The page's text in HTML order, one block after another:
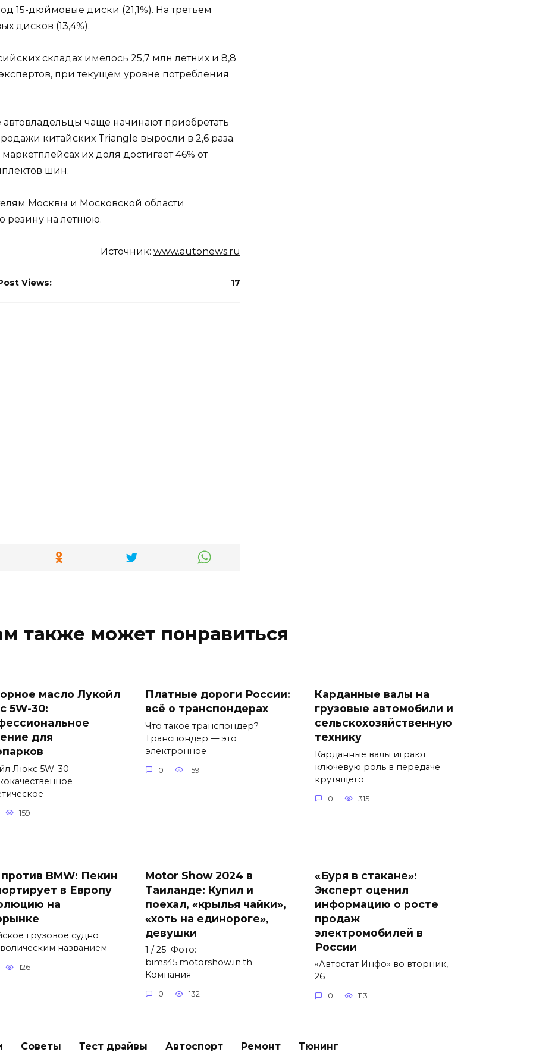
15-дюймовые диски (21,1%). На третьем
дисков (13,4%).
складах имелось 25,7 млн летних и 8,8
при текущем уровне потребления
чаще начинают приобретать
китайских Triangle выросли в 2,6 раза.
их доля достигает 46% от
шин.
Москвы и Московской области
резину на летнюю.
Источник: www.autonews.ru
Views: 17
также может понравиться
масло Лукойл
5W-30:
для
Люкс 5W-30 —
159
Платные дороги России:
всё о транспондерах
Что такое транспондер?
Транспондер — это
электронное
0 159
Карданные валы на
грузовые автомобили и
сельскохозяйственную
технику
Карданные валы играют
ключевую роль в передаче
крутящего
0 315
против BMW: Пекин
в Европу
на
грузовое судно
названием
126
Motor Show 2024 в
Таиланде: Купил и
поехал, «крылья чайки»,
«хоть на единороге»,
девушки
1 / 25 Фото:
bims45.motorshow.in.th
Компания
0 132
«Буря в стакане»:
Эксперт оценил
информацию о росте
продаж
электромобилей в
России
«Автостат Инфо» во вторник,
26
0 113
Советы Тест драйвы Автоспорт Ремонт Тюнинг